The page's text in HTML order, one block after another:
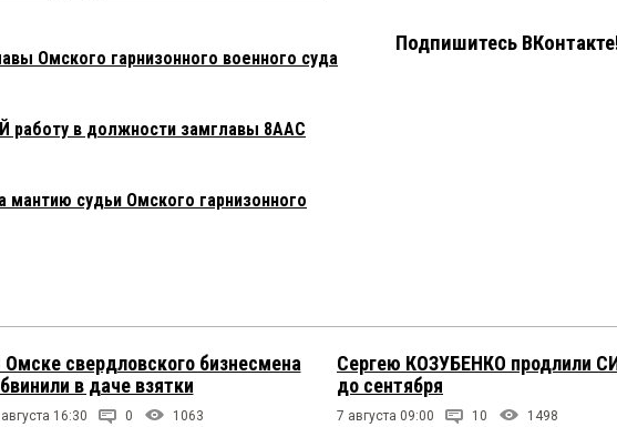
Омского гарнизонного военного суда
работу в должности замглавы 8ААС
судьи Омского гарнизонного
Подпишитесь
Омске свердловского бизнесмена
в даче взятки
16:30 0 1063
Сергею КОЗУБЕНКО продлили
до сентября
7 августа 09:00 10 1498